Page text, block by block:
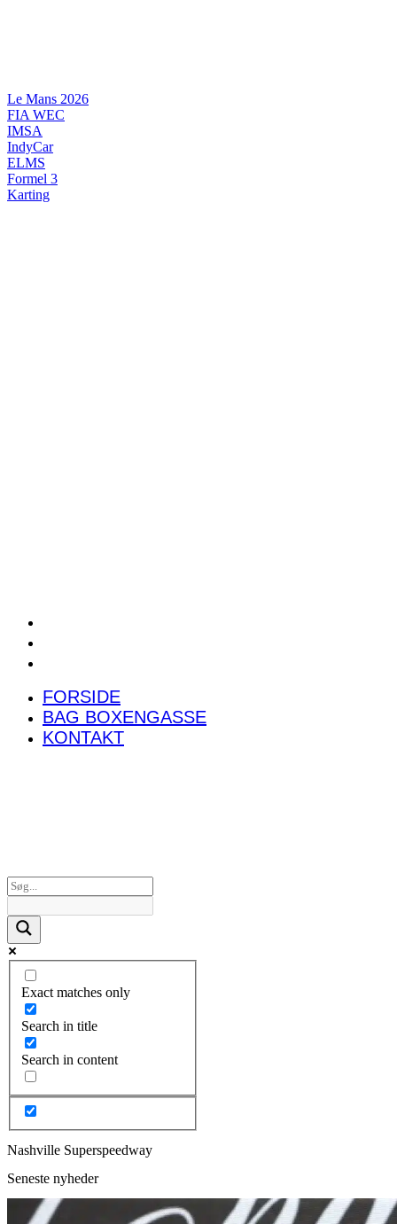
Le Mans 2026
FIA WEC
IMSA
IndyCar
ELMS
Formel 3
Karting
FORSIDE
BAG BOXENGASSE
KONTAKT
Exact matches only
Search in title
Search in content
Nashville Superspeedway
Seneste nyheder